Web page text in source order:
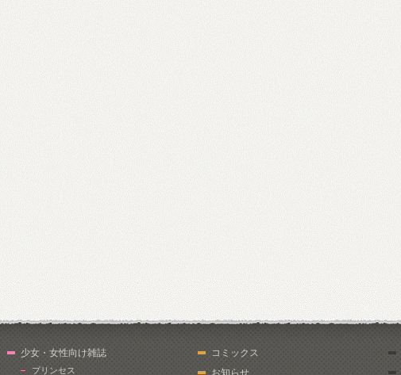
少女・女性向け雑誌
プリンセス
コミックス
お知らせ